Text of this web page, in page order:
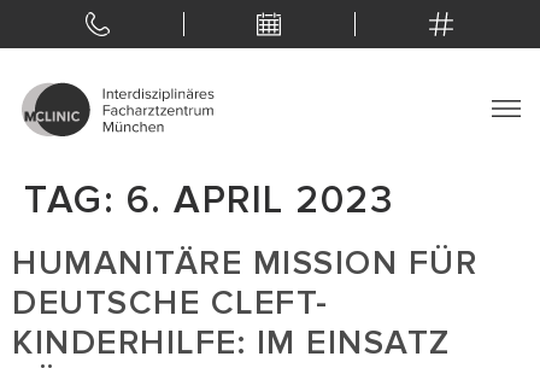
TAG: 6. APRIL 2023
HUMANITÄRE MISSION FÜR
DEUTSCHE CLEFT-
KINDERHILFE: IM EINSATZ